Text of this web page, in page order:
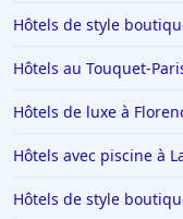
Hôtels de style
Hôtels au Touquet-
Hôtels de luxe à
Hôtels avec piscine à
Hôtels de style